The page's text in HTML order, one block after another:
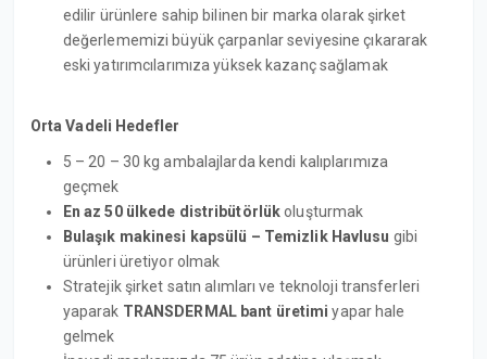
edilir ürünlere sahip bilinen bir marka olarak şirket
değerlememizi büyük çarpanlar seviyesine çıkararak
eski yatırımcılarımıza yüksek kazanç sağlamak
Orta Vadeli Hedefler
5 – 20 – 30 kg ambalajlarda kendi kalıplarımıza
geçmek
En az 50 ülkede distribütörlükoluşturmak
Bulaşık makinesi kapsülü – Temizlik Havlusu gibi
ürünleri üretiyor olmak
Stratejik şirket satın alımları ve teknoloji transferleri
yaparak TRANSDERMAL bant üretimiyapar hale
gelmek